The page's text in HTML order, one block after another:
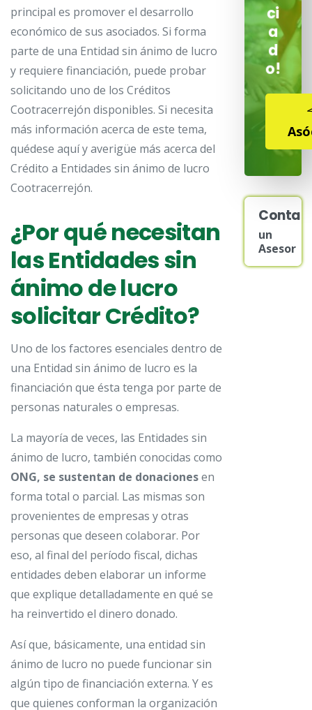
principal es promover el desarrollo
económico de sus asociados. Si forma
parte de una Entidad sin ánimo de lucro
y requiere financiación, puede probar
solicitando uno de los Créditos
Cootracerrejón disponibles. Si necesita
más información acerca de este tema,
quédese aquí y averigüe más acerca del
Crédito a Entidades sin ánimo de lucro
Cootracerrejón.
¿Por qué necesitan
las Entidades sin
ánimo de lucro
solicitar Crédito?
Uno de los factores esenciales dentro de
una Entidad sin ánimo de lucro es la
financiación que ésta tenga por parte de
personas naturales o empresas.
La mayoría de veces, las Entidades sin
ánimo de lucro, también conocidas como
ONG, se sustentan de donacionesen
forma total o parcial. Las mismas son
provenientes de empresas y otras
personas que deseen colaborar. Por
eso, al final del período fiscal, dichas
entidades deben elaborar un informe
que explique detalladamente en qué se
ha reinvertido el dinero donado.
Así que, básicamente, una entidad sin
ánimo de lucro no puede funcionar sin
algún tipo de financiación externa. Y es
que quienes conforman la organización
ci
a
d
o!
un
Asesor